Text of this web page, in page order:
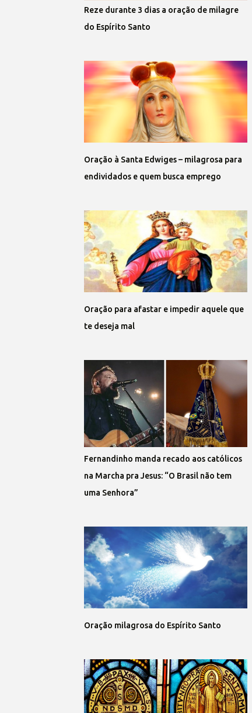
Reze durante 3 dias a oração de milagre
do Espírito Santo
Oração à Santa Edwiges – milagrosa para
endividados e quem busca emprego
Oração para afastar e impedir aquele que
te deseja mal
Fernandinho manda recado aos católicos
na Marcha pra Jesus: “O Brasil não tem
uma Senhora”
Oração milagrosa do Espírito Santo